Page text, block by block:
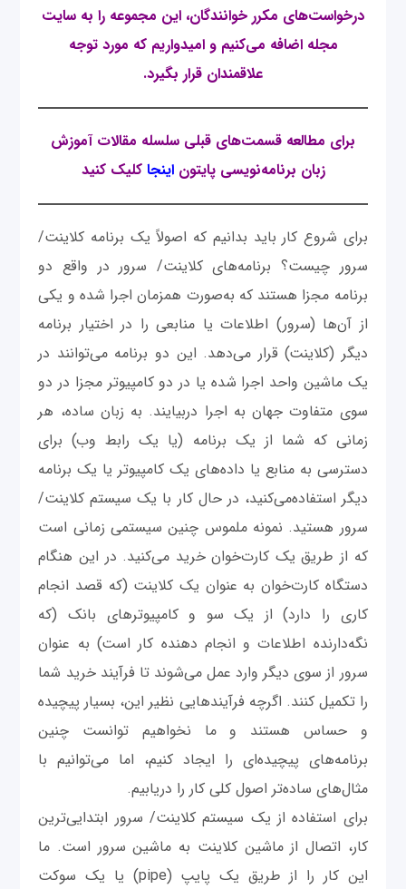
درخواست‌های مکرر خوانندگان، این مجموعه را به سایت
مجله اضافه می‌کنیم و امیدواریم که مورد توجه
علاقمندان قرار بگیرد.
برای مطالعه قسمت‌های قبلی سلسله مقالات آموزش
زبان برنامه‌نویسی پایتوناینجاکلیک کنید
برای شروع کار باید بدانیم که اصولاً یک برنامه کلاینت/
سرور چیست؟ برنامه‌های کلاینت/ سرور در واقع دو
برنامه مجزا هستند که به‌صورت همزمان اجرا شده و یکی
از آن‌ها (سرور) اطلاعات یا منابعی را در اختیار برنامه
دیگر (کلاینت) قرار می‌دهد. این دو برنامه می‌توانند در
یک ماشین واحد اجرا شده یا در دو کامپیوتر مجزا در دو
سوی متفاوت جهان به اجرا در‌بیایند. به زبان ساده، هر
زمانی که شما از یک برنامه (یا یک رابط وب) برای
دسترسی به منابع یا داده‌های یک کامپیوتر یا یک برنامه
دیگر استفاده‌می‌کنید، در حال کار با یک سیستم کلاینت/
سرور هستید. نمونه ملموس چنین سیستمی زمانی است
که از طریق یک کارت‌خوان خرید می‌کنید. در این هنگام
دستگاه کارت‌خوان به عنوان یک کلاینت (که قصد انجام
کاری را دارد) از یک سو و کامپیوترهای بانک (که
نگه‌دارنده اطلاعات و انجام دهنده کار است) به عنوان
سرور از سوی دیگر وارد عمل می‌شوند تا فرآیند خرید شما
را تکمیل کنند. اگرچه فرآیندهایی نظیر این، بسیار پیچیده
و حساس هستند و ما نخواهیم توانست چنین
برنامه‌های پیچیده‌ای را ایجاد کنیم، اما می‌توانیم با
مثال‌های ساده‌تر اصول کلی کار را دریابیم.
برای استفاده از یک سیستم کلاینت/ سرور ابتدایی‌ترین
کار، اتصال از ماشین کلاینت به ماشین سرور است. ما
این کار را از طریق یک پایپ (pipe) یا یک سوکت